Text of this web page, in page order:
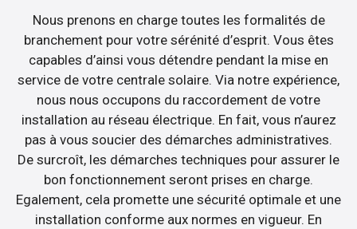
Nous prenons en charge toutes les formalités de
branchement pour votre sérénité d’esprit. Vous êtes
capables d’ainsi vous détendre pendant la mise en
service de votre centrale solaire. Via notre expérience,
nous nous occupons du raccordement de votre
installation au réseau électrique. En fait, vous n’aurez
pas à vous soucier des démarches administratives.
De surcroît, les démarches techniques pour assurer le
bon fonctionnement seront prises en charge.
Egalement, cela promette une sécurité optimale et une
installation conforme aux normes en vigueur. En